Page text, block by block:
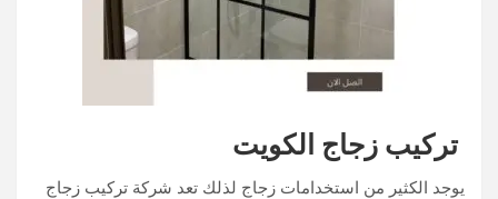
تركيب زجاج الكويت
يوجد الكثير من استخدامات زجاج لذلك تعد شركة تركيب زجاج